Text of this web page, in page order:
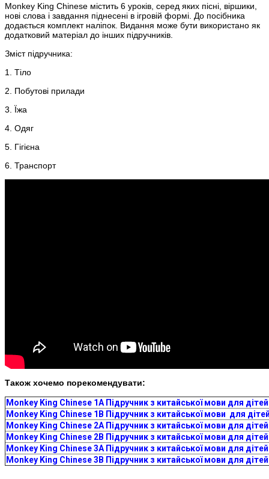
Monkey King Chinese містить 6 уроків, серед яких пісні, віршики,
нові слова і завдання піднесені в ігровій формі. До посібника
додається комплект наліпок. Видання може бути використано як
додатковий матеріал до інших підручників.
Зміст підручника:
1. Тіло
2. Побутові прилади
3. Їжа
4. Одяг
5. Гігієна
6. Транспорт
Також хочемо порекомендувати:
Monkey King Chinese 1A Підручник з китайської мови для дітей
Monkey King Chinese 1B Підручник з китайської мови для
Monkey King Chinese 2A Підручник з китайської мови для дітей
Monkey King Chinese 2B Підручник з китайської мови для дітей
Monkey King Chinese 3A Підручник з китайської мови для дітей
Monkey King Chinese 3B Підручник з китайської мови для дітей